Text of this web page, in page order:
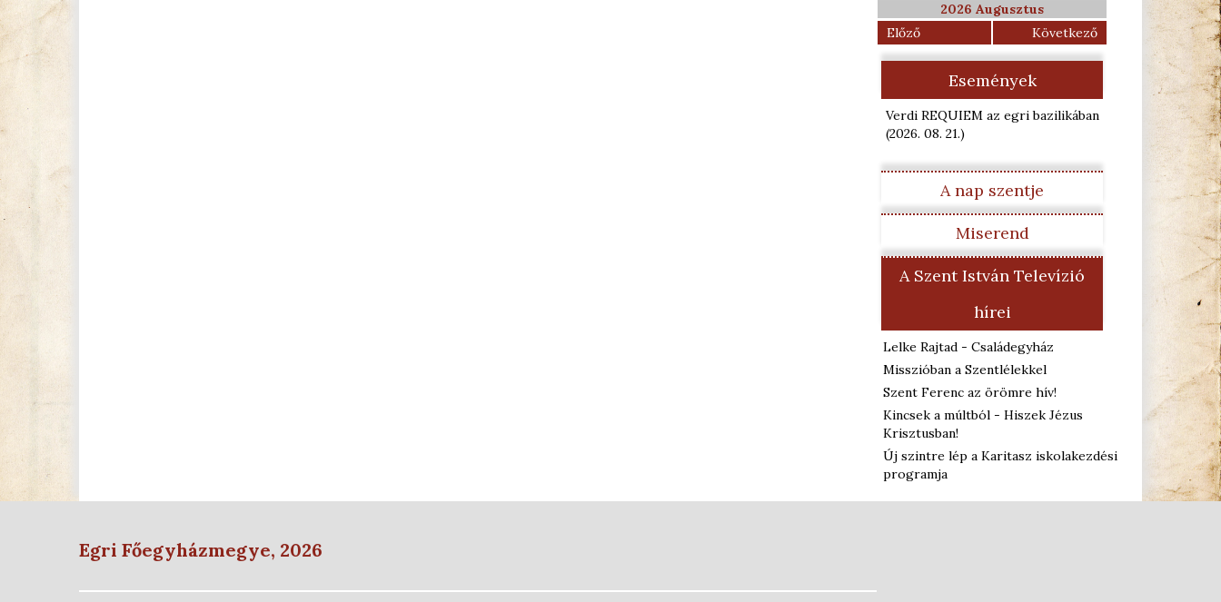
2026 Augusztus
Előző
Következő
Események
Verdi REQUIEM az egri bazilikában
(2026. 08. 21.)
A nap szentje
Miserend
A Szent István Televízió
hírei
Lelke Rajtad - Családegyház
Misszióban a Szentlélekkel
Szent Ferenc az örömre hív!
Kincsek a múltból - Hiszek Jézus
Krisztusban!
Új szintre lép a Karitasz iskolakezdési
programja
Egri Főegyházmegye, 2026